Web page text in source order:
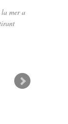
la mer a